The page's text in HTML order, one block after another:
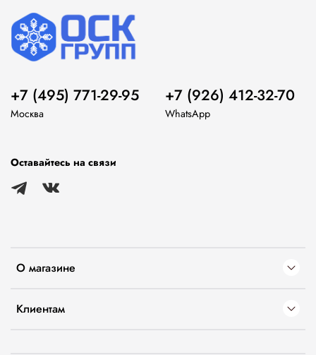
О магазине
Клиентам
+7 (495) 771-29-95
Москва
+7 (926) 412-32-70
WhatsApp
Оставайтесь на связи